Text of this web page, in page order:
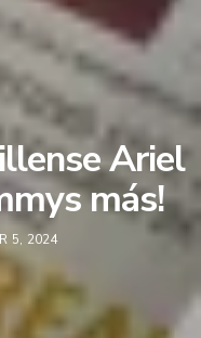
Ariel
más!
5, 2024